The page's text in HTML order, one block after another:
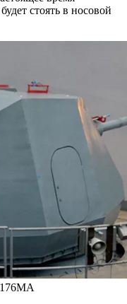
стоять в носовой
176МА